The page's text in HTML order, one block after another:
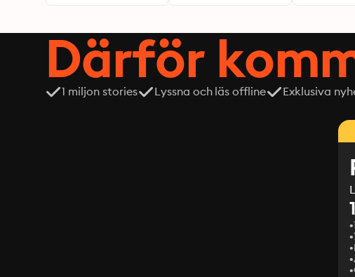
Därför
1 miljon stories Lyssna och läs offline Exklusiva